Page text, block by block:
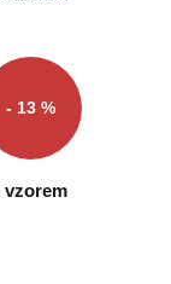
- 13 %
vzorem